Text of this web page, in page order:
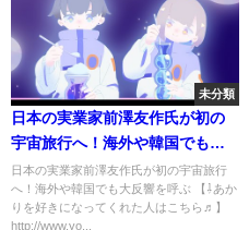
未分類
日本の実業家前澤友作氏が初の
宇宙旅行へ！海外や韓国でも大
反響を呼ぶ
日本の実業家前澤友作氏が初の宇宙旅行
へ！海外や韓国でも大反響を呼ぶ 【⇩あか
りを好きになってくれた人はこちら♬】
http://www.yo...